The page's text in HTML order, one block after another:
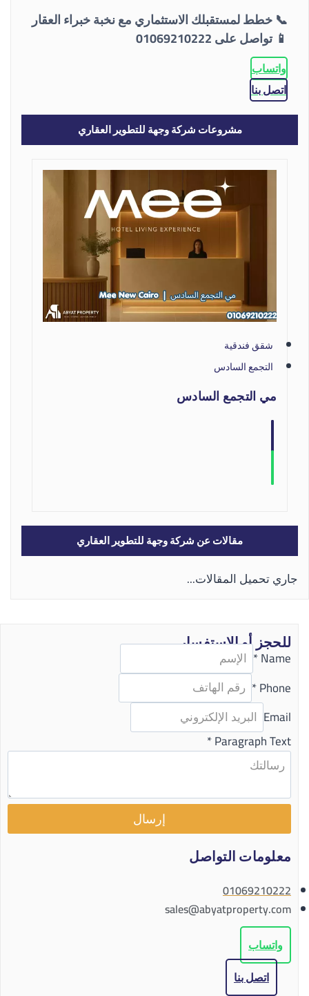
📞خطط لمستقبلك الاستثماري مع نخبة خبراء العقار
📱تواصل على 01069210222
واتساب
اتصل بنا
مشروعات شركة وجهة للتطوير العقاري
شقق فندقية
التجمع السادس
مي التجمع السادس
مقالات عن شركة وجهة للتطوير العقاري
جاري تحميل المقالات...
للحجز أو الاستفسار
Name
*
Phone
*
Email
Paragraph Text
*
إرسال
معلومات التواصل
01069210222
sales@abyatproperty.com
واتساب
اتصل بنا